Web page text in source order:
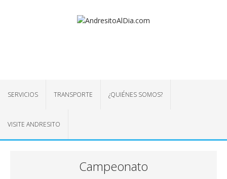
SERVICIOS TRANSPORTE ¿QUIÉNES SOMOS?
VISITE ANDRESITO
Campeonato